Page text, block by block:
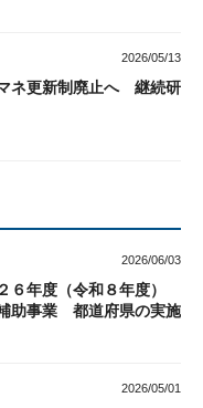
2026/05/13
ネ更新制廃止へ 継続研
2026/06/03
６年度（令和８年度）
助事業 都道府県の実施
2026/05/01